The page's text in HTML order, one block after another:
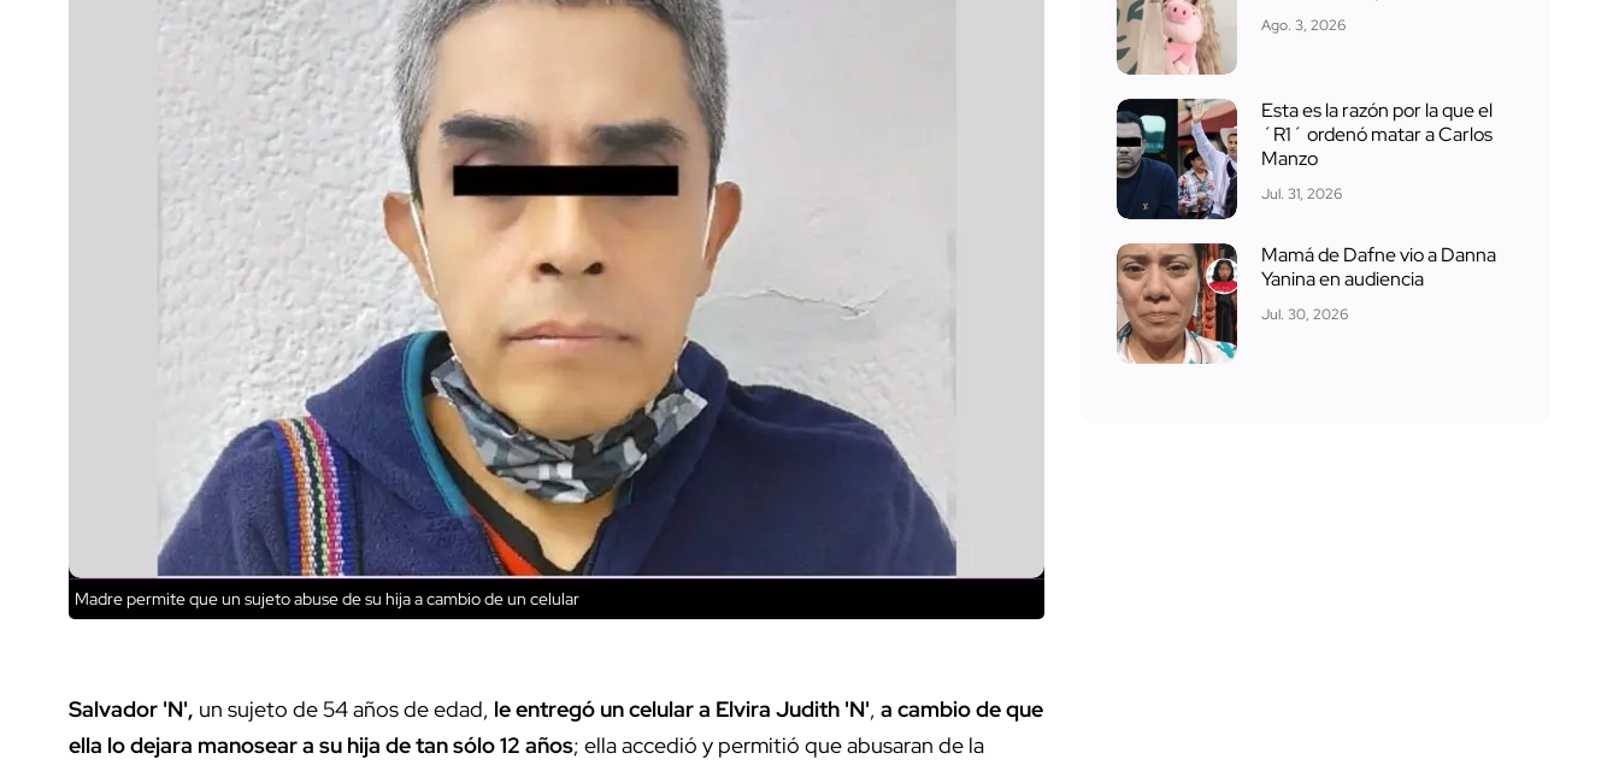
Madre permite que un sujeto abuse de su hija a cambio de un celular
Salvador 'N', un sujeto de 54 años de edad, le entregó un celular a Elvira Judith 'N', a cambio de que
ella lo dejara manosear a su hija de tan sólo 12 años; ella accedió y permitió que abusaran de la
Ago. 3, 2026
Esta es la razón por la que el
´R1´ ordenó matar a Carlos
Manzo
Jul. 31, 2026
Mamá de Dafne vio a Danna
Yanina en audiencia
Jul. 30, 2026